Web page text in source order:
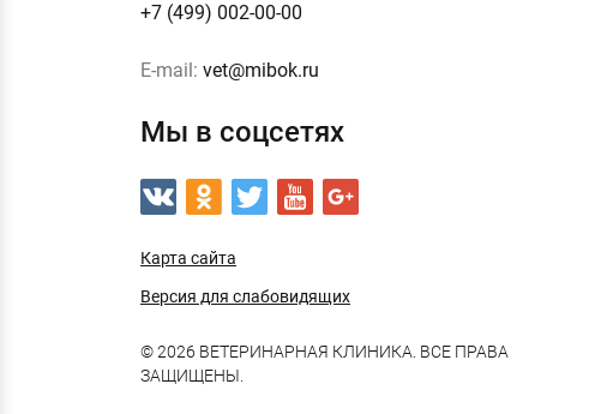
+7 (499) 002-00-00
E-mail: vet@mibok.ru
Мы в соцсетях
Карта сайта
Версия для слабовидящих
© 2026 ВЕТЕРИНАРНАЯ КЛИНИКА. ВСЕ ПРАВА
ЗАЩИЩЕНЫ.